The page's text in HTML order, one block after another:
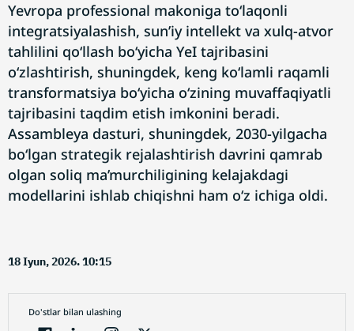
Yevropa professional makoniga to‘laqonli
integratsiyalashish, sun’iy intellekt va xulq-atvor
tahlilini qo‘llash bo‘yicha YeI tajribasini
o‘zlashtirish, shuningdek, keng ko‘lamli raqamli
transformatsiya bo‘yicha o‘zining muvaffaqiyatli
tajribasini taqdim etish imkonini beradi.
Assambleya dasturi, shuningdek, 2030-yilgacha
bo‘lgan strategik rejalashtirish davrini qamrab
olgan soliq ma’murchiligining kelajakdagi
modellarini ishlab chiqishni ham o‘z ichiga oldi.
18 Iyun, 2026. 10:15
Do'stlar bilan ulashing